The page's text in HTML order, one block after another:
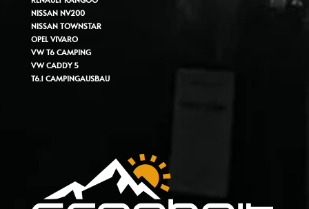
NISSAN NV200
NISSAN TOWNSTAR
OPEL VIVARO
VW T6 CAMPING
VW CADDY 5
T6.1 CAMPINGAUSBAU